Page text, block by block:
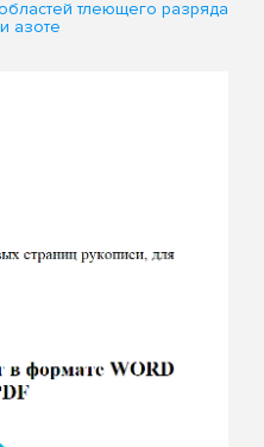
тлеющего разряда
азоте